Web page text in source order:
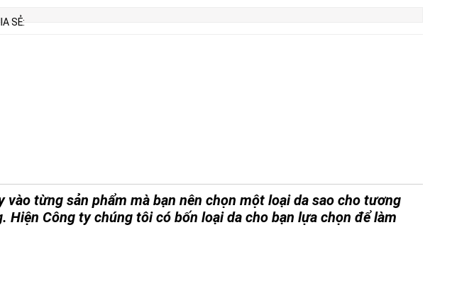
SẺ:
từng sản phẩm mà bạn nên chọn một loại da sao cho tương
Công ty chúng tôi có bốn loại da cho bạn lựa chọn để làm